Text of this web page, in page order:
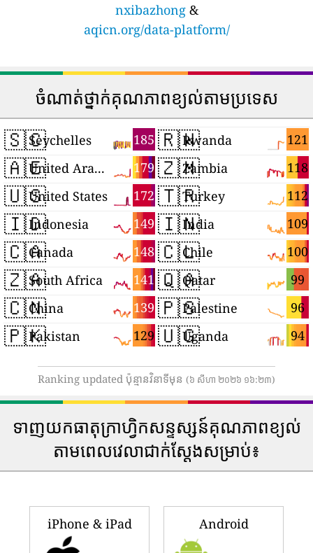
nxibazhong&
aqicn.org/data-platform/
ចំណាត់ថ្នាក់គុណភាពខ្យល់តាមប្រទេស
🇸🇨 185
Seychelles
🇦🇪 179
United Arab Emirates
🇺🇸 172
United States
🇮🇩 149
Indonesia
🇨🇦 148
Canada
🇿🇦 141
South Africa
🇨🇳 139
China
🇵🇰 129
Pakistan
🇷🇼 121
Rwanda
🇿🇲 118
Zambia
🇹🇷 112
Turkey
🇮🇳 109
India
🇨🇱 100
Chile
🇶🇦 99
Qatar
🇵🇸 96
Palestine
🇺🇬 94
Uganda
Ranking updated ប៉ុន្មានវិនាទីមុន (៦ សីហា ២០២៦ ១៦:២៣)
ទាញយកធាតុក្រាហ្វិកសន្ទស្សន៍គុណភាពខ្យល់
តាមពេលវេលាជាក់ស្តែងសម្រាប់៖
iPhone & iPad Android